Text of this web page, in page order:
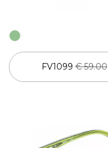
FV1099€ 59.00